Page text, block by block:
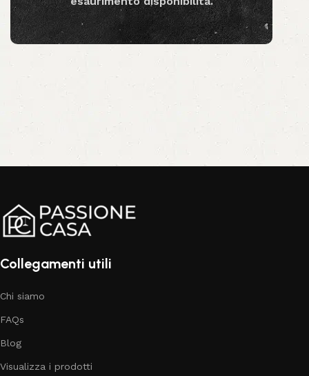
Collegamenti utili
Chi siamo
FAQs
Blog
Visualizza i prodotti